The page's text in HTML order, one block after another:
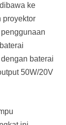
ke
proyektor
baterai
50W/20V